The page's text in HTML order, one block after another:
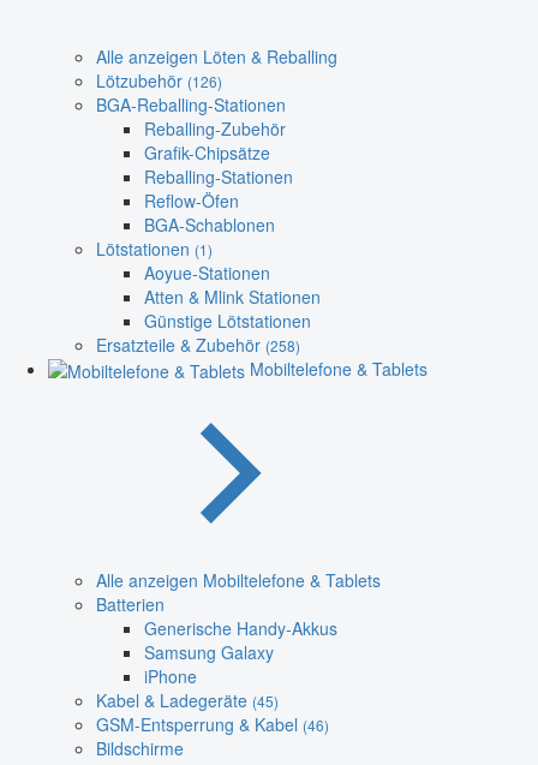
Alle anzeigen Löten & Reballing
Lötzubehör (126)
BGA-Reballing-Stationen
Reballing-Zubehör
Grafik-Chipsätze
Reballing-Stationen
Reflow-Öfen
BGA-Schablonen
Lötstationen (1)
Aoyue-Stationen
Atten & Mlink Stationen
Günstige Lötstationen
Ersatzteile & Zubehör (258)
Mobiltelefone & Tablets
Alle anzeigen Mobiltelefone & Tablets
Batterien
Generische Handy-Akkus
Samsung Galaxy
iPhone
Kabel & Ladegeräte (45)
GSM-Entsperrung & Kabel (46)
Bildschirme